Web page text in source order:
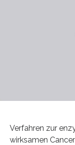
Verfahren zur
wirksamen